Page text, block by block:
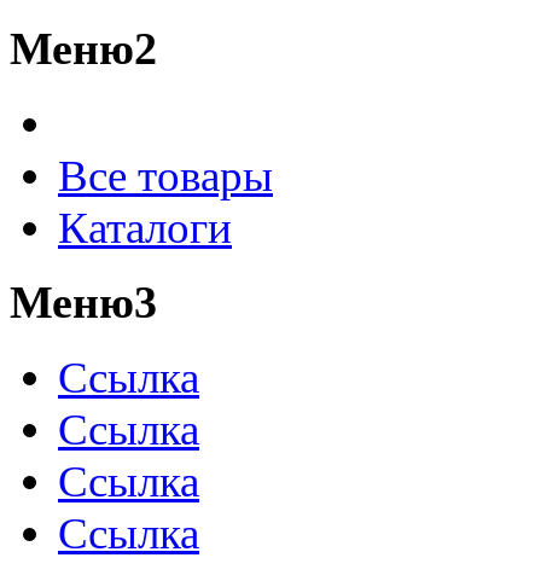
Меню2
Все товары
Каталоги
Меню3
Ссылка
Ссылка
Ссылка
Ссылка